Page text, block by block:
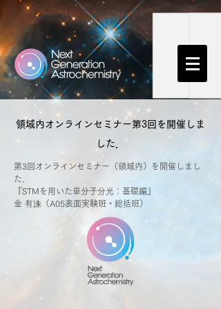
領域内オンラインセミナー第3回を開催しま
した．
第3回オンラインセミナー（領域内）を開催しまし
た．
『STMを用いた単分子分光：基礎編』
金 有洙（A05表面実験班・総括班）